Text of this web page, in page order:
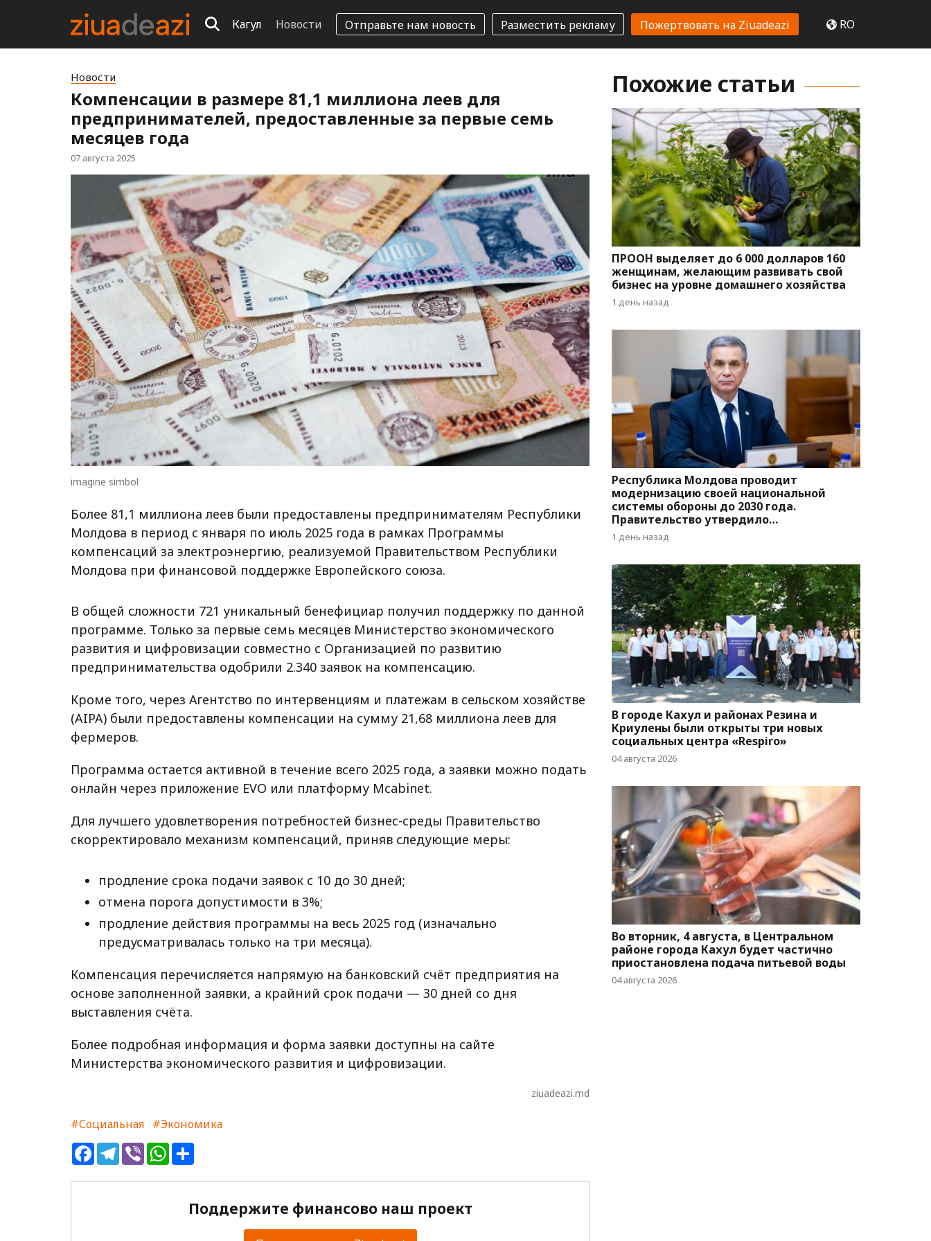
Кагул Новости Отправьте нам новость Разместить рекламу Пожертвовать на Ziuadeazi RO
Новости
Компенсации в размере 81,1 миллиона леев для
предпринимателей, предоставленные за первые семь
месяцев года
07 августа 2025
imagine simbol
Более 81,1 миллиона леев были предоставлены предпринимателям Республики
Молдова в период с января по июль 2025 года в рамках Программы
компенсаций за электроэнергию, реализуемой Правительством Республики
Молдова при финансовой поддержке Европейского союза.
В общей сложности 721 уникальный бенефициар получил поддержку по данной
программе. Только за первые семь месяцев Министерство экономического
развития и цифровизации совместно с Организацией по развитию
предпринимательства одобрили 2.340 заявок на компенсацию.
Кроме того, через Агентство по интервенциям и платежам в сельском хозяйстве
(AIPA) были предоставлены компенсации на сумму 21,68 миллиона леев для
фермеров.
Программа остается активной в течение всего 2025 года, а заявки можно подать
онлайн через приложение EVO или платформу Mcabinet.
Для лучшего удовлетворения потребностей бизнес-среды Правительство
скорректировало механизм компенсаций, приняв следующие меры:
продление срока подачи заявок с 10 до 30 дней;
отмена порога допустимости в 3%;
продление действия программы на весь 2025 год (изначально
предусматривалась только на три месяца).
Компенсация перечисляется напрямую на банковский счёт предприятия на
основе заполненной заявки, а крайний срок подачи — 30 дней со дня
выставления счёта.
Более подробная информация и форма заявки доступны на сайте
Министерства экономического развития и цифровизации.
ziuadeazi.md
#Социальная #Экономика
FacebookTelegram
ViberWhatsApp
Поддержите финансово наш проект
Похожие статьи
ПРООН выделяет до 6 000 долларов 160
женщинам, желающим развивать свой
бизнес на уровне домашнего хозяйства
1 день назад
Республика Молдова проводит
модернизацию своей национальной
системы обороны до 2030 года.
Правительство утвердило
соответствующую программу
1 день назад
В городе Кахул и районах Резина и
Криулены были открыты три новых
социальных центра «Respiro»
04 августа 2026
Во вторник, 4 августа, в Центральном
районе города Кахул будет частично
приостановлена подача питьевой воды
04 августа 2026